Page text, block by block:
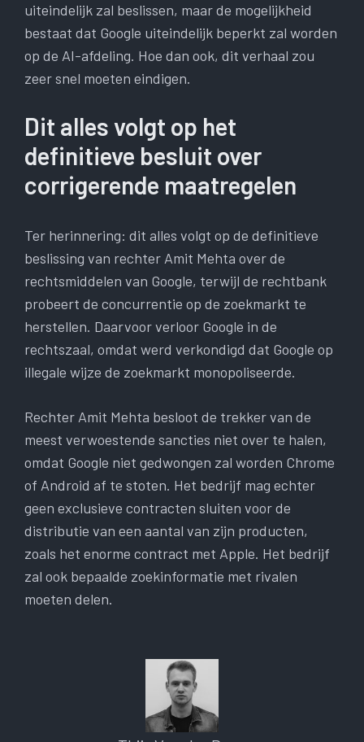
uiteindelijk zal beslissen, maar de mogelijkheid
bestaat dat Google uiteindelijk beperkt zal worden
op de AI-afdeling. Hoe dan ook, dit verhaal zou
zeer snel moeten eindigen.
Dit alles volgt op het
definitieve besluit over
corrigerende maatregelen
Ter herinnering: dit alles volgt op de definitieve
beslissing van rechter Amit Mehta over de
rechtsmiddelen van Google, terwijl de rechtbank
probeert de concurrentie op de zoekmarkt te
herstellen. Daarvoor verloor Google in de
rechtszaal, omdat werd verkondigd dat Google op
illegale wijze de zoekmarkt monopoliseerde.
Rechter Amit Mehta besloot de trekker van de
meest verwoestende sancties niet over te halen,
omdat Google niet gedwongen zal worden Chrome
of Android af te stoten. Het bedrijf mag echter
geen exclusieve contracten sluiten voor de
distributie van een aantal van zijn producten,
zoals het enorme contract met Apple. Het bedrijf
zal ook bepaalde zoekinformatie met rivalen
moeten delen.